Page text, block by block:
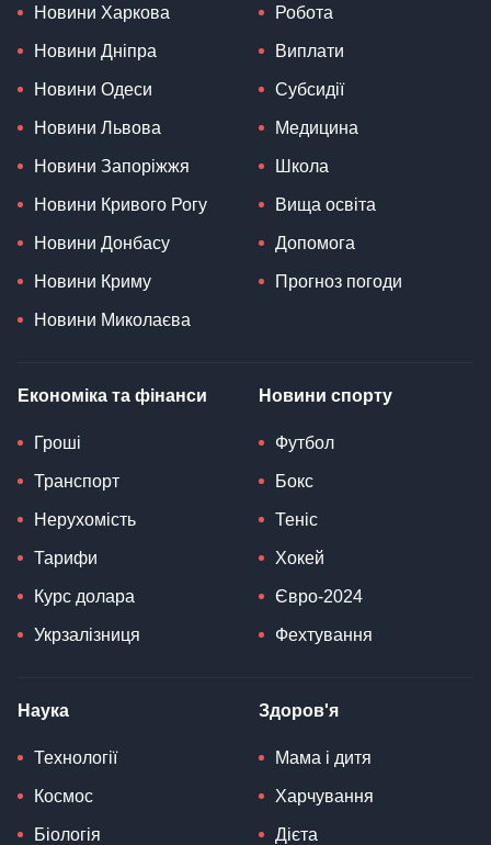
Новини Харкова
Новини Дніпра
Новини Одеси
Новини Львова
Новини Запоріжжя
Новини Кривого Рогу
Новини Донбасу
Новини Криму
Новини Миколаєва
Робота
Виплати
Субсидії
Медицина
Школа
Вища освіта
Допомога
Прогноз погоди
Економіка та фінанси
Гроші
Транспорт
Нерухомість
Тарифи
Курс долара
Укрзалізниця
Новини спорту
Футбол
Бокс
Теніс
Хокей
Євро-2024
Фехтування
Наука
Технології
Космос
Біологія
Здоров'я
Мама і дитя
Харчування
Дієта